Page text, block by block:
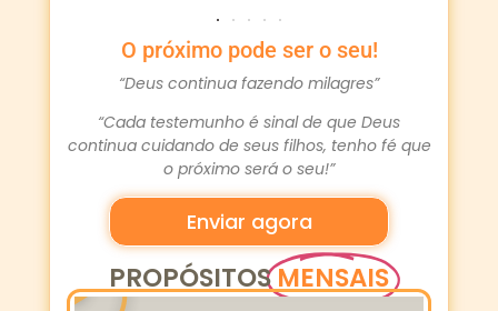
O próximo pode ser o seu!
“Deus continua fazendo milagres”
“Cada testemunho é sinal de que Deus
continua cuidando de seus filhos, tenho fé que
o próximo será o seu!”
Enviar agora
PROPÓSITOSMENSAIS